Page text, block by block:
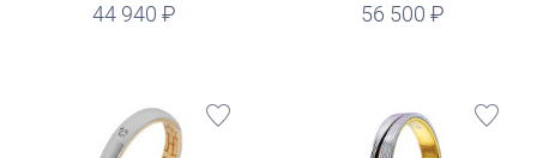
44 940 56 500